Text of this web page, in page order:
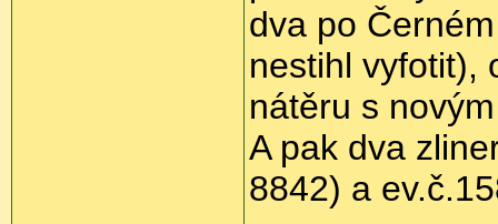
dva po
nestihl vyfotit),
nátěru s
A pak dva
8842) a